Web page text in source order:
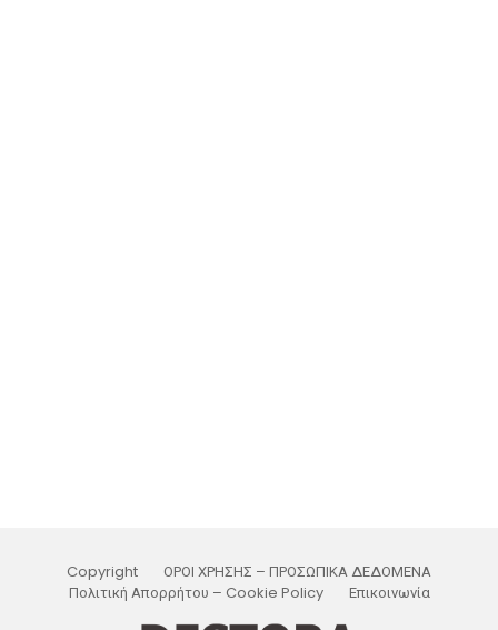
Copyright
ΟΡΟΙ ΧΡΗΣΗΣ – ΠΡΟΣΩΠΙΚΑ ΔΕΔΟΜΕΝΑ
Πολιτική Απορρήτου – Cookie Policy
Επικοινωνία